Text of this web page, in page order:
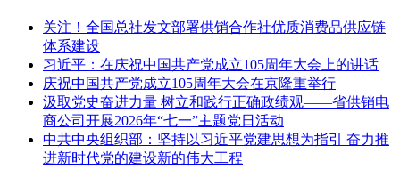
关注！全国总社发文部署供销合作社优质消费品供应链
体系建设
习近平：在庆祝中国共产党成立105周年大会上的讲话
庆祝中国共产党成立105周年大会在京隆重举行
汲取党史奋进力量 树立和践行正确政绩观——省供销电
商公司开展2026年“七一”主题党日活动
中共中央组织部：坚持以习近平党建思想为指引 奋力推
进新时代党的建设新的伟大工程